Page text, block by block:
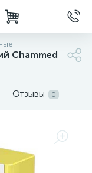
Chammed
Отзывы 0